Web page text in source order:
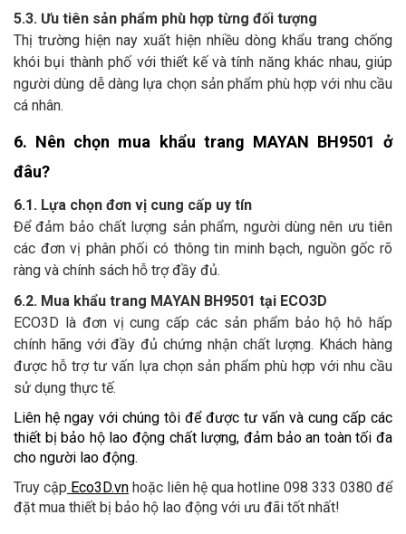
5.3. Ưu tiên sản phẩm phù hợp từng đối tượng
Thị trường hiện nay xuất hiện nhiều dòng khẩu trang chống
khói bụi thành phố với thiết kế và tính năng khác nhau, giúp
người dùng dễ dàng lựa chọn sản phẩm phù hợp với nhu cầu
cá nhân.
6. Nên chọn mua khẩu trang MAYAN BH9501 ở
đâu?
6.1. Lựa chọn đơn vị cung cấp uy tín
Để đảm bảo chất lượng sản phẩm, người dùng nên ưu tiên
các đơn vị phân phối có thông tin minh bạch, nguồn gốc rõ
ràng và chính sách hỗ trợ đầy đủ.
6.2. Mua khẩu trang MAYAN BH9501 tại ECO3D
ECO3D là đơn vị cung cấp các sản phẩm bảo hộ hô hấp
chính hãng với đầy đủ chứng nhận chất lượng. Khách hàng
được hỗ trợ tư vấn lựa chọn sản phẩm phù hợp với nhu cầu
sử dụng thực tế.
Liên hệ ngay với chúng tôi để được tư vấn và cung cấp các
thiết bị bảo hộ lao động chất lượng, đảm bảo an toàn tối đa
cho người lao động.
Truy cập Eco3D.vn hoặc liên hệ qua hotline 098 333 0380 để
đặt mua thiết bị bảo hộ lao động với ưu đãi tốt nhất!